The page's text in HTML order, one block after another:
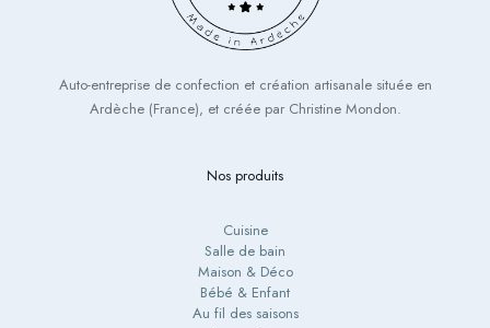
Auto-entreprise de confection et création artisanale située en
Ardèche (France), et créée par Christine Mondon.
Nos produits
Cuisine
Salle de bain
Maison & Déco
Bébé & Enfant
Au fil des saisons